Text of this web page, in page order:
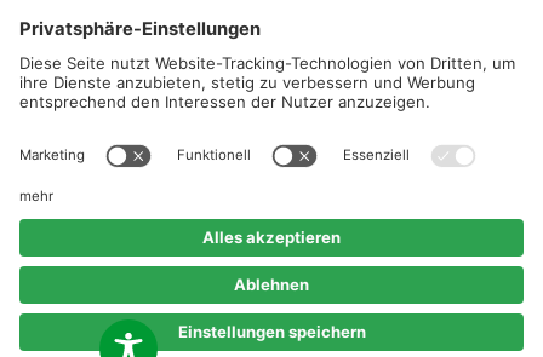
Diese Maßnahme wird mitfinanziert durch Steuermittel